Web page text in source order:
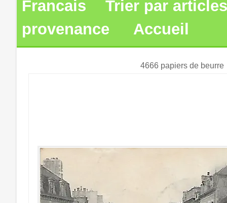
Francais
Trier par
provenance
Accueil
4666 papiers de beurre